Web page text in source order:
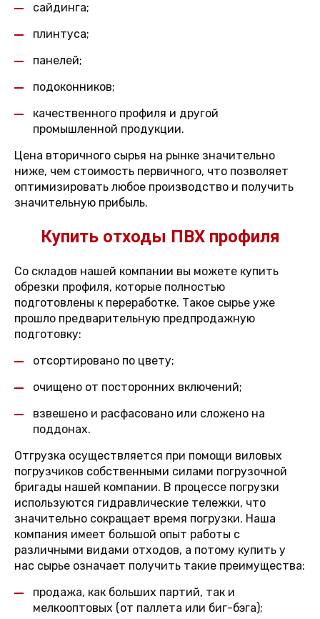
сайдинга;
плинтуса;
панелей;
подоконников;
качественного профиля и другой
промышленной продукции.
Цена вторичного сырья на рынке значительно
ниже, чем стоимость первичного, что позволяет
оптимизировать любое производство и получить
значительную прибыль.
Купить отходы ПВХ профиля
Со складов нашей компании вы можете купить
обрезки профиля, которые полностью
подготовлены к переработке. Такое сырье уже
прошло предварительную предпродажную
подготовку:
отсортировано по цвету;
очищено от посторонних включений;
взвешено и расфасовано или сложено на
поддонах.
Отгрузка осуществляется при помощи виловых
погрузчиков собственными силами погрузочной
бригады нашей компании. В процессе погрузки
используются гидравлические тележки, что
значительно сокращает время погрузки. Наша
компания имеет большой опыт работы с
различными видами отходов, а потому купить у
нас сырье означает получить такие преимущества:
продажа, как больших партий, так и
мелкооптовых (от паллета или биг-бэга);